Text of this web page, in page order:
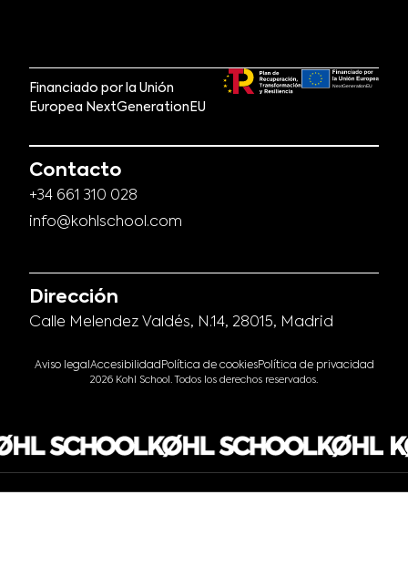
Financiado por la Unión
Europea NextGenerationEU
Contacto
+34 661 310 028
info@kohlschool.com
Dirección
Calle Melendez Valdés, N.14, 28015, Madrid
2026 Kohl School. Todos los derechos reservados.
Aviso legal AccesibilidadPolítica de cookiesPolítica de privacidad